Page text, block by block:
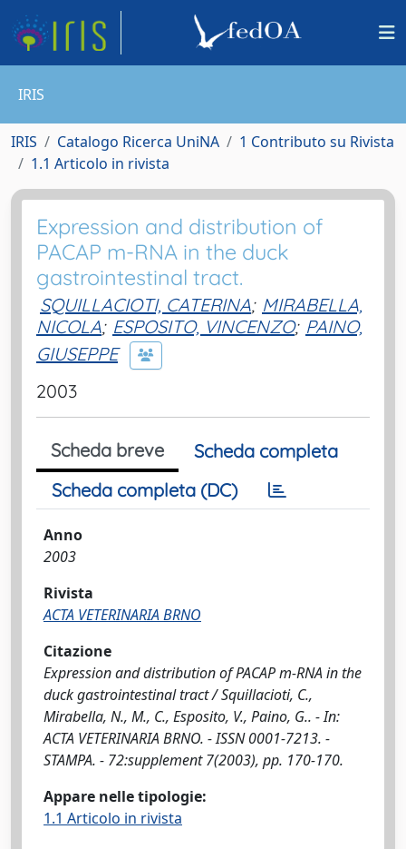
IRIS
IRIS Catalogo Ricerca UniNA
1 Contributo su Rivista
1.1 Articolo in rivista
Expression and distribution of
PACAP m-RNA in the duck
gastrointestinal tract.
SQUILLACIOTI, CATERINA; MIRABELLA,
NICOLA; ESPOSITO, VINCENZO; PAINO,
GIUSEPPE
2003
Scheda breve
Scheda completa
Scheda completa (DC)
Anno
2003
Rivista
ACTA VETERINARIA BRNO
Citazione
Expression and distribution of PACAP m-RNA in the
duck gastrointestinal tract / Squillacioti, C.,
Mirabella, N., M., C., Esposito, V., Paino, G.. - In:
ACTA VETERINARIA BRNO. - ISSN 0001-7213. -
STAMPA. - 72:supplement 7(2003), pp. 170-170.
Appare nelle tipologie:
1.1 Articolo in rivista